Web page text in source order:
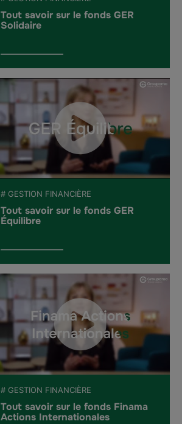
Tout savoir sur le fonds GER
Solidaire
# GESTION FINANCIÈRE
Tout savoir sur le fonds GER
Équilibre
# GESTION FINANCIÈRE
Tout savoir sur le fonds Finama
Actions Internationales